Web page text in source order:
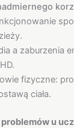
a zaburzenia
fizyczne:
ciała.
u